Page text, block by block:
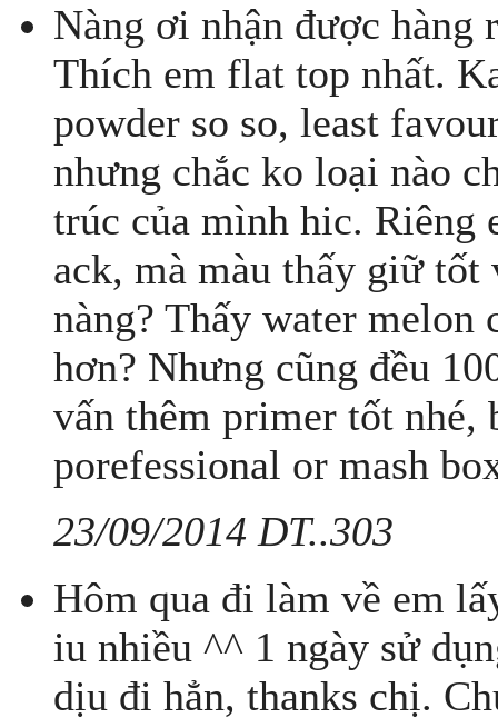
Nàng ơi nhận được
Thích em flat top nhất.
powder so so, least
nhưng chắc ko loại nào
trúc của mình hic. Riêng
ack, mà màu thấy giữ
nàng? Thấy water melon
hơn? Nhưng cũng đều
vấn thêm primer tốt nhé,
porefessional or mash
23/09/2014 DT..303
Hôm qua đi làm về em
iu nhiều ^^ 1 ngày sử
dịu đi hẳn, thanks chị.